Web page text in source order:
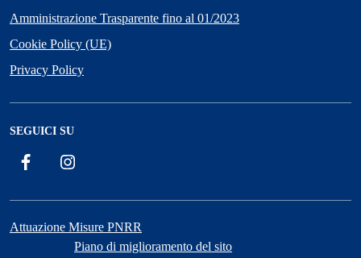
Amministrazione Trasparente fino al 01/2023
Cookie Policy (UE)
Privacy Policy
SEGUICI SU
Facebook
Attuazione Misure PNRR
Piano di miglioramento del sito